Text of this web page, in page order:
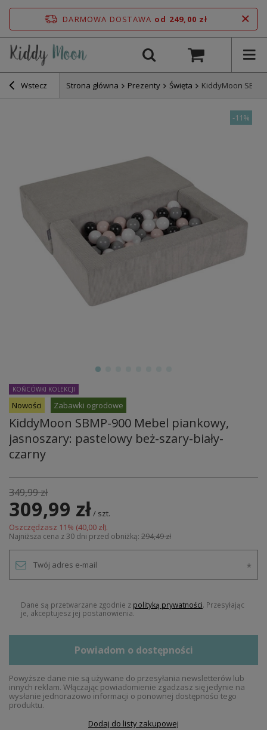
DARMOWA DOSTAWA od 249,00 zł
Wstecz Strona główna Prezenty Święta KiddyMoon
Nowości Zabawki ogrodowe
KiddyMoon SBMP-900 Mebel piankowy,
jasnoszary: pastelowy beż-szary-biały-
czarny
-11%
KOŃCÓWKI KOLEKCJI
349,99 zł
309,99 zł/ szt.
Oszczędzasz 11% (40,00 zł).
Najniższa cena z 30 dni przed obniżką: 294,49 zł
Dane są przetwarzane zgodnie z polityką prywatności. Przesyłając
je, akceptujesz jej postanowienia.
Powiadom o dostępności
Powyższe dane nie są używane do przesyłania newsletterów lub
innych reklam. Włączając powiadomienie zgadzasz się jedynie na
wysłanie jednorazowo informacji o ponownej dostępności tego
produktu.
Dodaj do listy zakupowej